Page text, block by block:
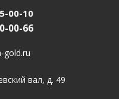
00-10
00-66
gold.ru
вал, д. 49